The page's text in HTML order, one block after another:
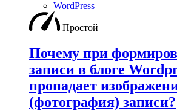
WordPress
Простой
Почему при
записи в блоге
пропадает
(фотография) записи?